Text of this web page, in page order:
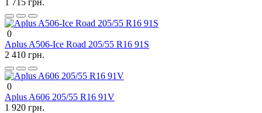
0
Aplus A506-Ice Road 205/55 R16 91S
2 410 грн.
0
Aplus A606 205/55 R16 91V
1 920 грн.